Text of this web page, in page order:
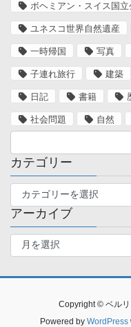
ボヘミアン・スイス国立
ユネスコ世界自然遺産
一時帰国 写真
子連れ旅行 建築
日記 書籍
社会問題 自然
カテゴリー
テ
ゴ
リ
アーカイブ
ア
イ
Copyright © ベル
Powered by WordPress